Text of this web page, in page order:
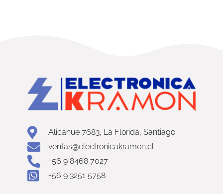
Alicahue 7683, La Florida, Santiago
ventas@electronicakramon.cl
+56 9 8468 7027
+56 9 3251 5758